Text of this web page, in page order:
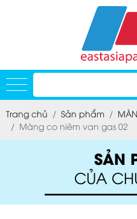
Trang chủ Sản phẩm
Màng co niêm van gas 02
SẢN
CỦA